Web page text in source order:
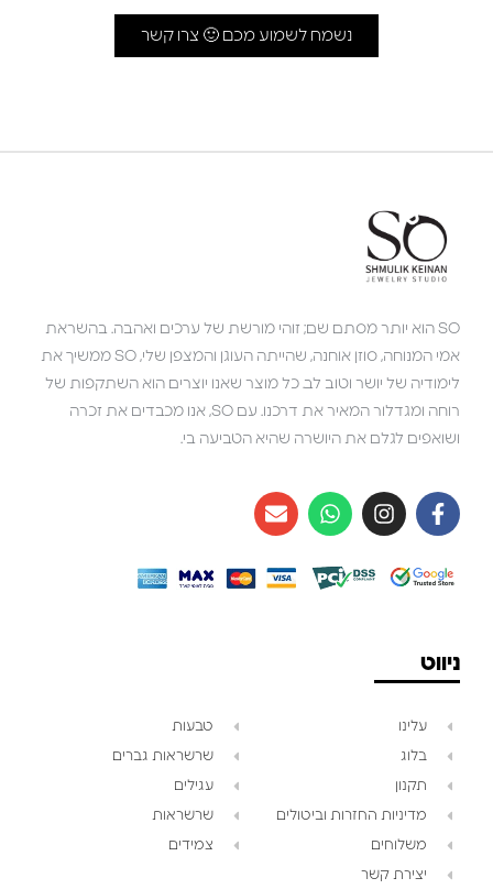
נשמח לשמוע מכם 🙂 צרו קשר
SO הוא יותר מסתם שם; זוהי מורשת של ערכים ואהבה. בהשראת
אמי המנוחה, סוזן אוחנה, שהייתה העוגן והמצפן שלי, SO ממשיך את
לימודיה של יושר וטוב לב. כל מוצר שאנו יוצרים הוא השתקפות של
רוחה ומגדלור המאיר את דרכנו. עם SO, אנו מכבדים את זכרה
ושואפים לגלם את היושרה שהיא הטביעה בי.
ניווט
עלינו
בלוג
תקנון
מדיניות החזרות וביטולים
משלוחים
יצירת קשר
טבעות
שרשראות גברים
עגילים
שרשראות
צמידים